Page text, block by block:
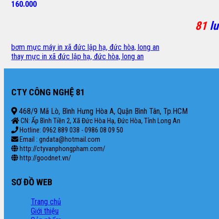
160.000
81
bơm mực máy in xã đức lập hạ, đức hòa, long an
thay mực in xã đức lập hạ, đức hòa, long an
CTY CÔNG NGHỆ 81
468/9 Mã Lò, Bình Hưng Hòa A, Quận Bình Tân, Tp.HCM
CN: Ấp Bình Tiền 2, Xã Đức Hòa Hạ, Đức Hòa, Tỉnh Long An
Hotline: 0962 889 038 - 0986 08 09 50
Email : gndata@hotmail.com
http://ctyvanphongpham.com/
http://goodnet.vn/
SƠ ĐỒ WEB
Trang chủ
Giới thiệu